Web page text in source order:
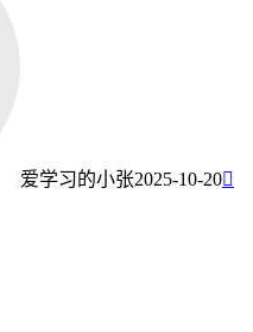
爱学习的小张2025-10-20